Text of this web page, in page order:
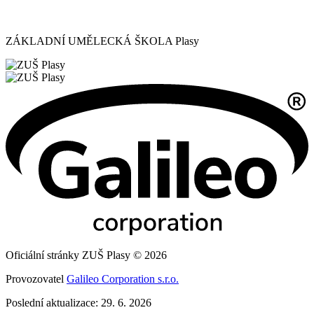
ZÁKLADNÍ UMĚLECKÁ ŠKOLA Plasy
Oficiální stránky ZUŠ Plasy © 2026
Provozovatel Galileo Corporation s.r.o.
Poslední aktualizace: 29. 6. 2026